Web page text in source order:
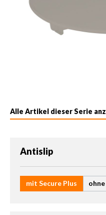
Alle Artikel dieser Serie
Antislipauswählen
mit Secure Plus